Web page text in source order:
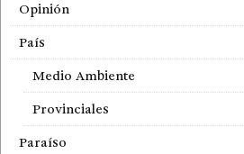
Opinión
País
Medio Ambiente
Provinciales
Paraíso